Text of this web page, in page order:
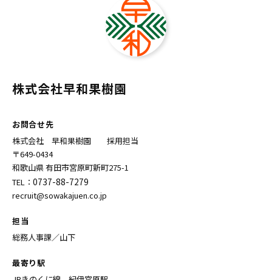
株式会社早和果樹園
お問合せ先
株式会社 早和果樹園 採用担当
〒649-0434
和歌山県 有田市宮原町新町275-1
TEL： 0737-88-7279
recruit@sowakajuen.co.jp
担当
総務人事課／山下
最寄り駅